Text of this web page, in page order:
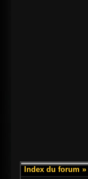
Index du forum »